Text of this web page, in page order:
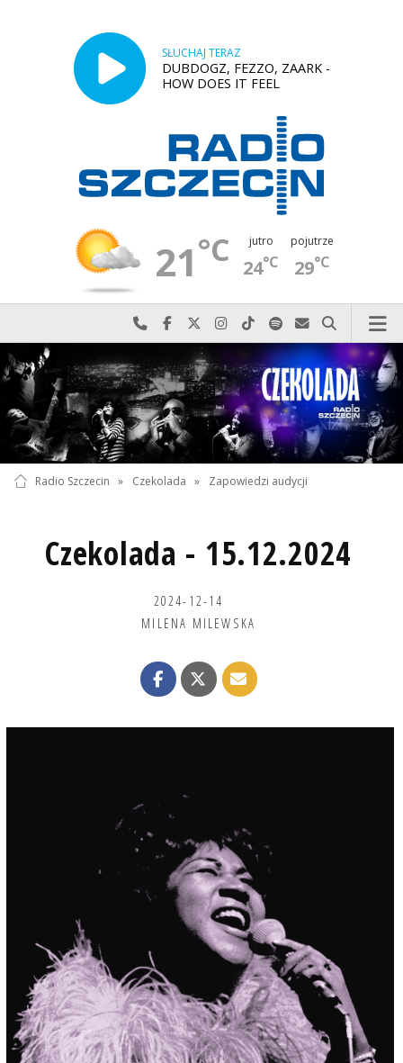
SŁUCHAJ TERAZ
DUBDOGZ, FEZZO, ZAARK -
HOW DOES IT FEEL
21°C jutro
24°C
pojutrze
29°C
Najlepiej po prostu do nas zadzwoń
Odwiedź nas na Facebook-u
Odwiedź nas na X
Odwiedź nas na Instagram-ie
Odwiedź nas na TikTok-u
Szukaj nas na Spotify
Wyślij do nas
Szukaj
Radio Szczecin » Czekolada » Zapowiedzi audycji
Czekolada - 15.12.2024
2024-12-14
MILENA MILEWSKA